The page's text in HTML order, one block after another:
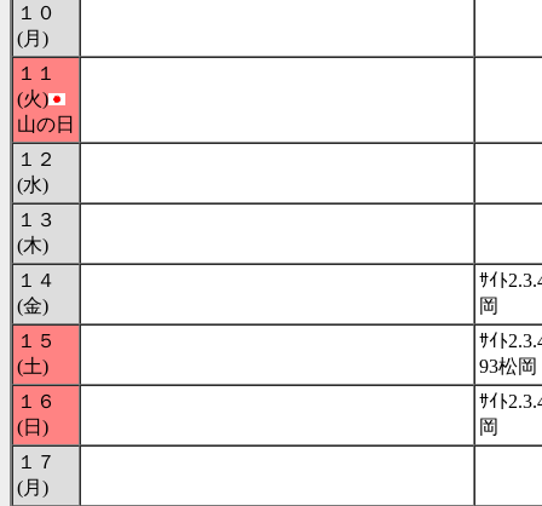
１０
(月)
１１
(火)
山の日
１２
(水)
１３
(木)
１４
(金)
ｻｲﾄ
岡
１５
(土)
ｻｲﾄ
93松岡
１６
(日)
ｻｲﾄ
岡
１７
(月)